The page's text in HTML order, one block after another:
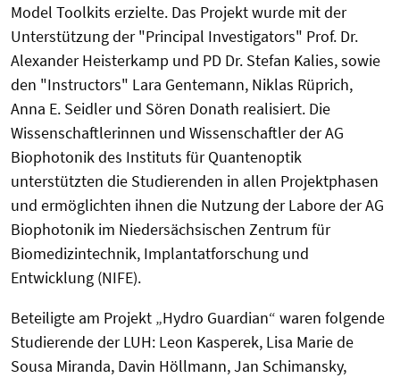
Model Toolkits erzielte. Das Projekt wurde mit der
Unterstützung der "Principal Investigators" Prof. Dr.
Alexander Heisterkamp und PD Dr. Stefan Kalies, sowie
den "Instructors" Lara Gentemann, Niklas Rüprich,
Anna E. Seidler und Sören Donath realisiert. Die
Wissenschaftlerinnen und Wissenschaftler der AG
Biophotonik des Instituts für Quantenoptik
unterstützten die Studierenden in allen Projektphasen
und ermöglichten ihnen die Nutzung der Labore der AG
Biophotonik im Niedersächsischen Zentrum für
Biomedizintechnik, Implantatforschung und
Entwicklung (NIFE).
Beteiligte am Projekt „Hydro Guardian“ waren folgende
Studierende der LUH: Leon Kasperek, Lisa Marie de
Sousa Miranda, Davin Höllmann, Jan Schimansky,